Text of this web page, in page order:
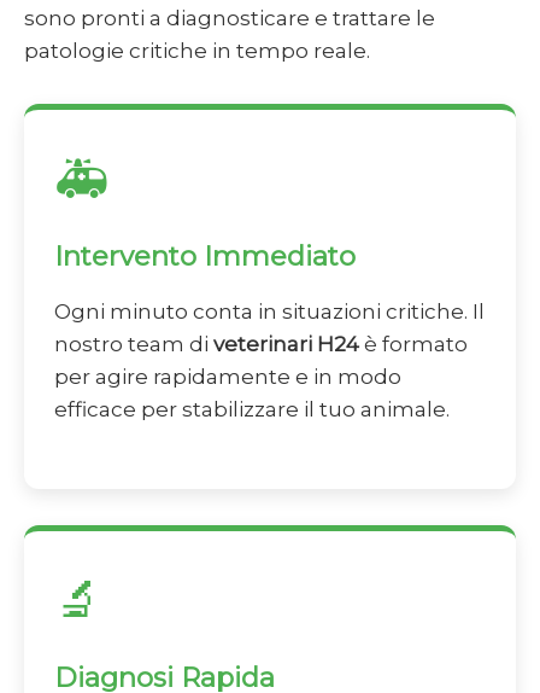
sono pronti a diagnosticare e trattare le
patologie critiche in tempo reale.
🚑
Intervento Immediato
Ogni minuto conta in situazioni critiche. Il
nostro team di veterinari H24 è formato
per agire rapidamente e in modo
efficace per stabilizzare il tuo animale.
🔬
Diagnosi Rapida